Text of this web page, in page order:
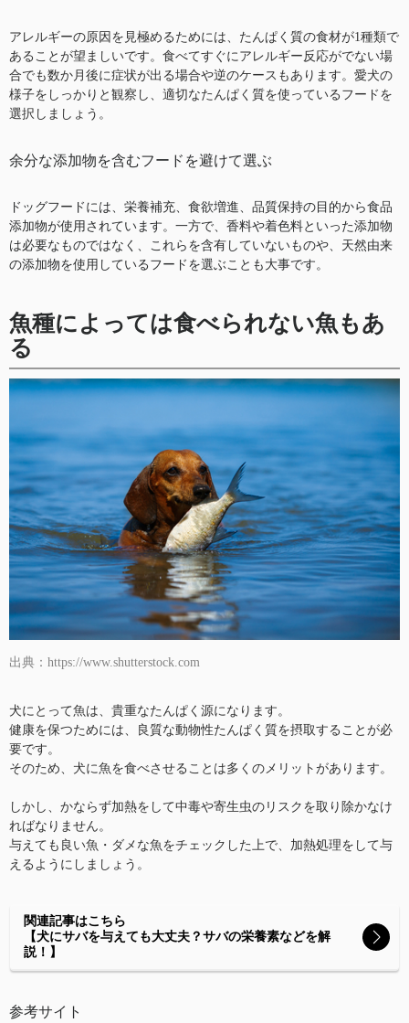
アレルギーの原因を見極めるためには、たんぱく質の食材が1種類で
あることが望ましいです。食べてすぐにアレルギー反応がでない場
合でも数か月後に症状が出る場合や逆のケースもあります。愛犬の
様子をしっかりと観察し、適切なたんぱく質を使っているフードを
選択しましょう。
余分な添加物を含むフードを避けて選ぶ
ドッグフードには、栄養補充、食欲増進、品質保持の目的から食品
添加物が使用されています。一方で、香料や着色料といった添加物
は必要なものではなく、これらを含有していないものや、天然由来
の添加物を使用しているフードを選ぶことも大事です。
魚種によっては食べられない魚もあ
る
出典：https://www.shutterstock.com
犬にとって魚は、貴重なたんぱく源になります。
健康を保つためには、良質な動物性たんぱく質を摂取することが必
要です。
そのため、犬に魚を食べさせることは多くのメリットがあります。
しかし、かならず加熱をして中毒や寄生虫のリスクを取り除かなけ
ればなりません。
与えても良い魚・ダメな魚をチェックした上で、加熱処理をして与
えるようにしましょう。
関連記事はこちら
【犬にサバを与えても大丈夫？サバの栄養素などを解
説！】
参考サイト